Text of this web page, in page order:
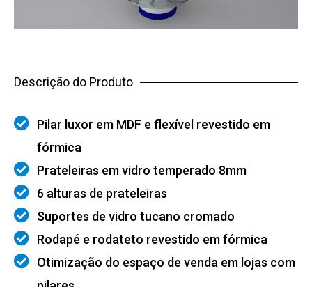
Descrição do Produto
Pilar luxor em MDF e flexível revestido em
fórmica
Prateleiras em vidro temperado 8mm
6 alturas de prateleiras
Suportes de vidro tucano cromado
Rodapé e rodateto revestido em fórmica
Otimização do espaço de venda em lojas com